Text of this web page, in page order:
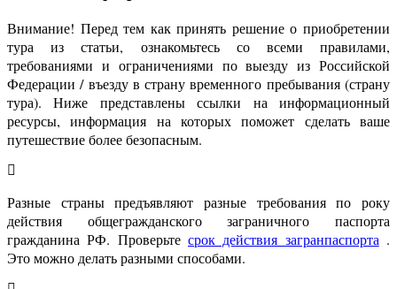
Внимание! Перед тем как принять решение о приобретении
тура из статьи, ознакомьтесь со всеми правилами,
требованиями и ограничениями по выезду из Российской
Федерации / въезду в страну временного пребывания (страну
тура). Ниже представлены ссылки на информационный
ресурсы, информация на которых поможет сделать ваше
путешествие более безопасным.
Разные страны предъявляют разные требования по року
действия общегражданского заграничного паспорта
гражданина РФ. Проверьте срок действия загранпаспорта .
Это можно делать разными способами.